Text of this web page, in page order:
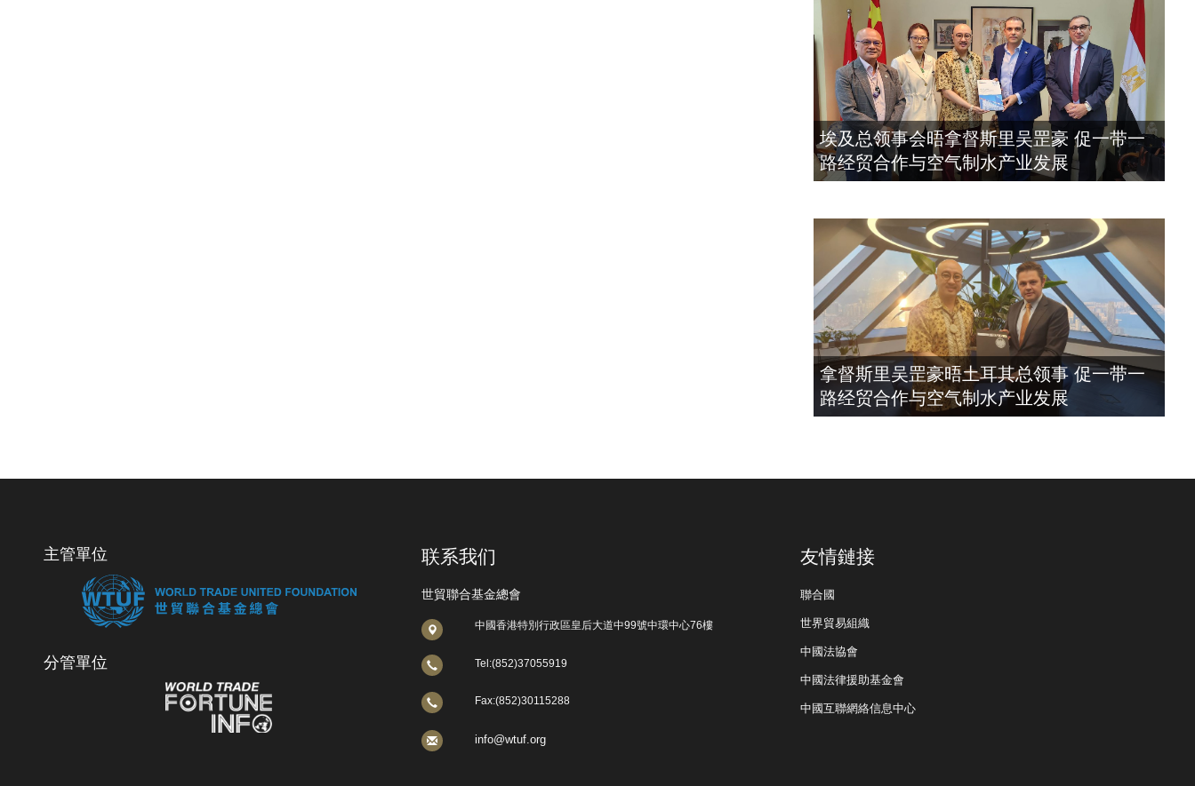
埃及总领事会晤拿督斯里吴罡豪 促一带一
路经贸合作与空气制水产业发展
拿督斯里吴罡豪晤土耳其总领事 促一带一
路经贸合作与空气制水产业发展
主管單位
分管單位
联系我们
世貿聯合基金總會
中國香港特別行政區皇后大道中99號中環中心76樓
Tel:(852)37055919
Fax:(852)30115288
info@wtuf.org
友情鏈接
聯合國
世界貿易組織
中國法協會
中國法律援助基金會
中國互聯網絡信息中心